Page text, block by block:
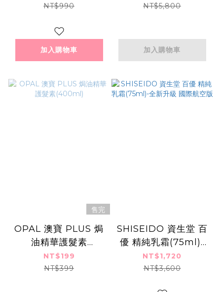
NT$990
加入購物車
30ml+致臻活膚霜
NT$5,800
加入購物車
售完
OPAL 澳寶 PLUS 焗
油精華護髮素
(400ml)
NT$199
NT$399
SHISEIDO 資生堂 百
優 精純乳霜(75ml)-
全新升級 國際航空版
NT$1,720
NT$3,600